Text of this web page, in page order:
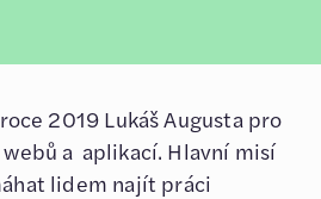
2019 Lukáš Augusta pro
a aplikací. Hlavní misí
lidem najít práci